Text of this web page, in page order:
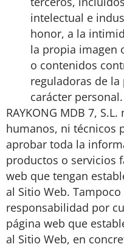
intelectual e
honor, a la
la propia imagen
o contenidos
reguladoras de
carácter personal.
RAYKONG MDB 7,
humanos, ni técnicos
aprobar toda la
productos o servicios
web que tengan
al Sitio Web.
responsabilidad por
página web que
al Sitio Web, en